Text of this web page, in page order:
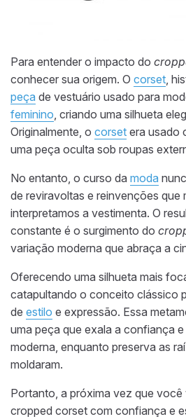
Para entender o impacto do
conhecer sua origem. O corset,
peça de vestuário usado para
feminino, criando uma silhueta
Originalmente, o corset era usado
uma peça oculta sob roupas
No entanto, o curso da moda
de reviravoltas e reinvenções que
interpretamos a vestimenta. O
constante é o surgimento do
variação moderna que abraça a
Oferecendo uma silhueta mais
catapultando o conceito clássico
de estilo e expressão. Essa
uma peça que exala a confiança e
moderna, enquanto preserva as
moldaram.
Portanto, a próxima vez que você
cropped corset com confiança e